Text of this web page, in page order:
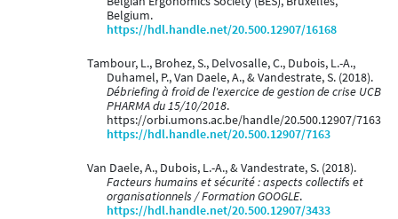
Belgium.
https://hdl.handle.net/20.500.12907/16168
Tambour, L., Brohez, S., Delvosalle, C., Dubois, L.-A.,
Duhamel, P., Van Daele, A., & Vandestrate, S. (2018).
Débriefing à froid de l'exercice de gestion de crise UCB
PHARMA du 15/10/2018.
https://orbi.umons.ac.be/handle/20.500.12907/7163
https://hdl.handle.net/20.500.12907/7163
Van Daele, A., Dubois, L.-A., & Vandestrate, S. (2018).
Facteurs humains et sécurité : aspects collectifs et
organisationnels / Formation GOOGLE.
https://hdl.handle.net/20.500.12907/3433